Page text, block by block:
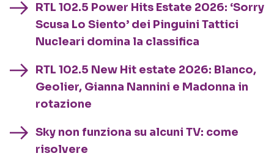
RTL 102.5 Power Hits Estate 2026: ‘Sorry
Scusa Lo Siento’ dei Pinguini Tattici
Nucleari domina la classifica
RTL 102.5 New Hit estate 2026: Blanco,
Geolier, Gianna Nannini e Madonna in
rotazione
Sky non funziona su alcuni TV: come
risolvere